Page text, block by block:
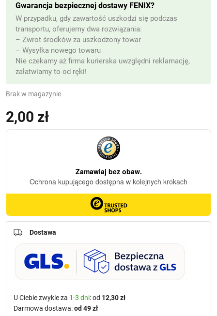
2,00 zł
Brak w magazynie
Gwarancja bezpiecznej dostawy FENIX?
W przypadku, gdy zawartość uszkodzi się podczas
transportu, oferujemy dwa rozwiązania:
– Zwrot środków za uszkodzony towar
– Wysyłka nowego towaru
Nie czekamy aż firma kurierska uwzględni reklamację,
załatwiamy to od ręki!
Dostawa
U Ciebie zwykle za 1-3 dni: od 12,30 zł
Darmowa dostawa:od 49 zł